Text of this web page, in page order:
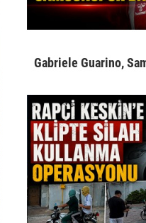
Gabriele Guarino,